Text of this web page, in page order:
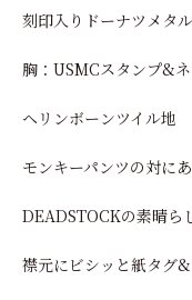
刻印入りドーナツメタ
胸：USMCスタンプ&
ヘリンボーンツイル地
モンキーパンツの対に
DEADSTOCKの素晴ら
襟元にビシッと紙タグ&